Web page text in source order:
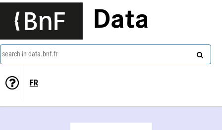
Data
search in data.bnf.fr
FR